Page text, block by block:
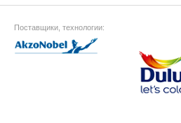
Поставщики, технологии: